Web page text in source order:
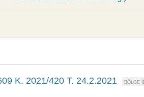
K. 2021/420 T. 24.2.2021